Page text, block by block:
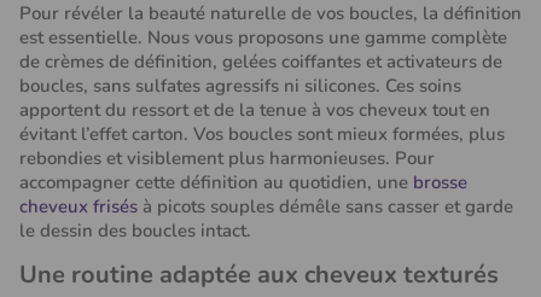
Pour révéler la beauté naturelle de vos boucles, la définition
est essentielle. Nous vous proposons une gamme complète
de crèmes de définition, gelées coiffantes et activateurs de
boucles, sans sulfates agressifs ni silicones. Ces soins
apportent du ressort et de la tenue à vos cheveux tout en
évitant l’effet carton. Vos boucles sont mieux formées, plus
rebondies et visiblement plus harmonieuses. Pour
accompagner cette définition au quotidien, une brosse
cheveux frisés à picots souples démêle sans casser et garde
le dessin des boucles intact.
Une routine adaptée aux cheveux texturés